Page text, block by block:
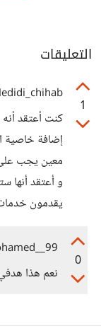
التعليقات
1
كنت أعتقد
إضافة خاصية
معين يجب
و أعتقد
يقدمون
0
نعم هذا